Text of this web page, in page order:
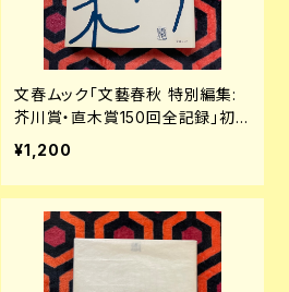
文春ムック「文藝春秋 特別編集:
芥川賞・直木賞150回全記録」初
版 菊池寛
¥1,200